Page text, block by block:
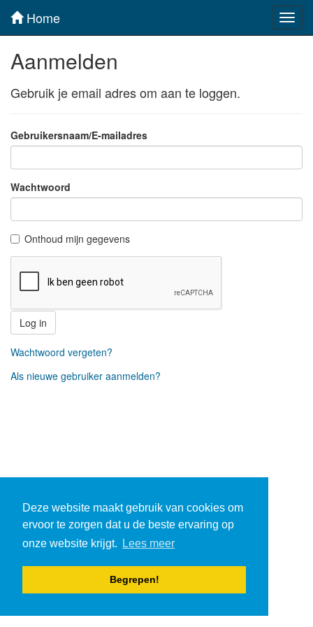
Deze website maakt gebruik van cookies om
ervoor te zorgen dat u de beste ervaring op
onze website krijgt.
Lees meer
Begrepen!
Home
Aanmelden
Gebruik je email adres om aan te loggen.
Gebruikersnaam/E-mailadres
Wachtwoord
Onthoud mijn gegevens
Log in
Wachtwoord vergeten?
Als nieuwe gebruiker aanmelden?